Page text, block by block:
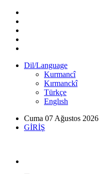
Dil/Language
Kurmancî
Kırmanckî
Türkçe
Englısh
Cuma 07 Ağustos 2026
GİRİŞ